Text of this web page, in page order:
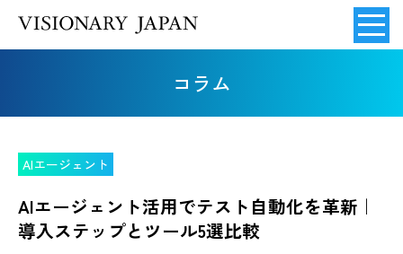
コラム
AIエージェント
AIエージェント活用でテスト自動化を革新｜
導入ステップとツール5選比較